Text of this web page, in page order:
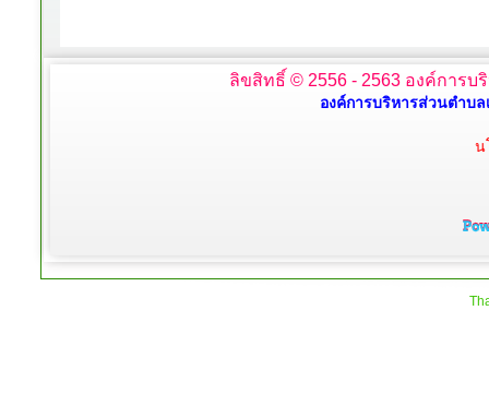
ลิขสิทธิ์ © 2556 - 2563 องค์การบ
องค์การบริหารส่วนตำบล
น